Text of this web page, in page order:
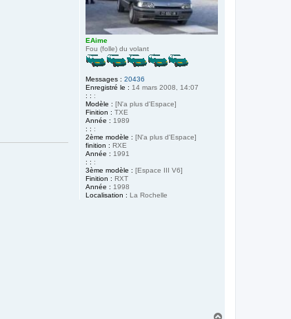
EAime
Fou (folle) du volant
Messages : 20436
Enregistré le : 14 mars 2008, 14:07
: : :
Modèle : [N'a plus d'Espace]
Finition : TXE
Année : 1989
: : :
2ème modèle : [N'a plus d'Espace]
finition : RXE
Année : 1991
: : :
3ème modèle : [Espace III V6]
Finition : RXT
Année : 1998
Localisation : La Rochelle